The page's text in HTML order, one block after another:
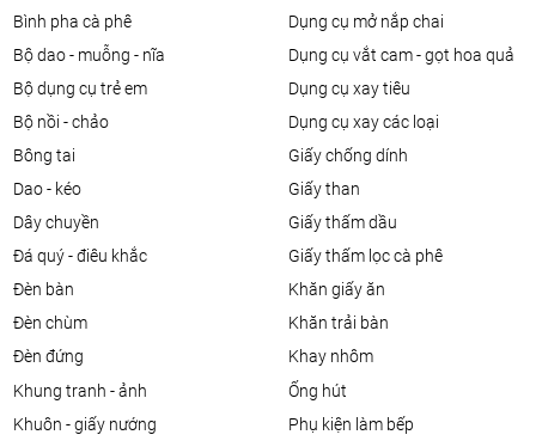
bình pha cà phê
bộ dao - muỗng - nĩa
bộ dụng cụ trẻ em
bộ nồi - chảo
bông tai
dao - kéo
dây chuyền
đá quý - điêu khắc
đèn bàn
đèn chùm
đèn đứng
dụng cụ mở nắp chai
dụng cụ vắt cam - gọt hoa quả
dụng cụ xay tiêu
dụng cụ xay các loại
giấy chống dính
giấy than
giấy thấm dầu
giấy thấm lọc cà phê
khăn giấy ăn
khăn trải bàn
khay nhôm
khung tranh - ảnh
khuôn - giấy nướng
ống hút
phụ kiện làm bếp